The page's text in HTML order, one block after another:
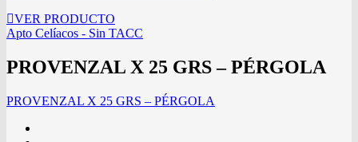
VER PRODUCTO
Apto Celíacos - Sin TACC
PROVENZAL X 25 GRS – PÉRGOLA
PROVENZAL X 25 GRS – PÉRGOLA